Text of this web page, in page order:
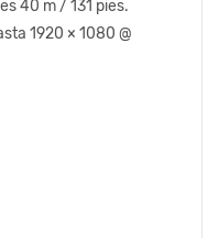
40 m / 131 pies.
1920 × 1080 @